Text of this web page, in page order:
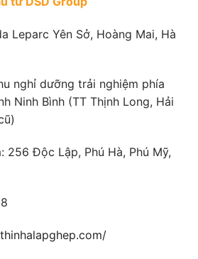
Leparc Yên Sở, Hoàng Mai, Hà
nghỉ dưỡng trải nghiệm phía
Ninh Bình (TT Thịnh Long, Hải
256 Độc Lập, Phú Hà, Phú Mỹ,